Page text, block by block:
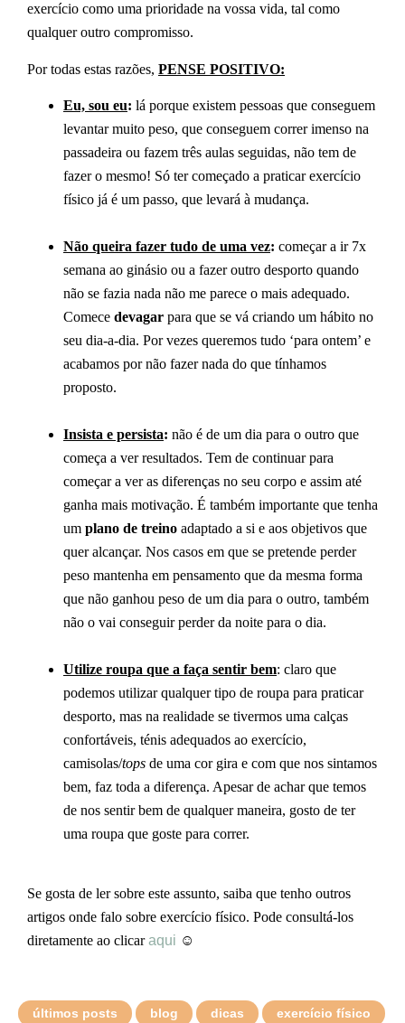
exercício como uma prioridade na vossa vida, tal como
qualquer outro compromisso.
Por todas estas razões, PENSE POSITIVO:
Eu, sou eu: lá porque existem pessoas que conseguem
levantar muito peso, que conseguem correr imenso na
passadeira ou fazem três aulas seguidas, não tem de
fazer o mesmo! Só ter começado a praticar exercício
físico já é um passo, que levará à mudança.
Não queira fazer tudo de uma vez: começar a ir 7x
semana ao ginásio ou a fazer outro desporto quando
não se fazia nada não me parece o mais adequado.
Comece devagar para que se vá criando um hábito no
seu dia-a-dia. Por vezes queremos tudo ‘para ontem’ e
acabamos por não fazer nada do que tínhamos
proposto.
Insista e persista: não é de um dia para o outro que
começa a ver resultados. Tem de continuar para
começar a ver as diferenças no seu corpo e assim até
ganha mais motivação. É também importante que tenha
um plano de treino adaptado a si e aos objetivos que
quer alcançar. Nos casos em que se pretende perder
peso mantenha em pensamento que da mesma forma
que não ganhou peso de um dia para o outro, também
não o vai conseguir perder da noite para o dia.
Utilize roupa que a faça sentir bem: claro que
podemos utilizar qualquer tipo de roupa para praticar
desporto, mas na realidade se tivermos uma calças
confortáveis, ténis adequados ao exercício,
camisolas/tops de uma cor gira e com que nos sintamos
bem, faz toda a diferença. Apesar de achar que temos
de nos sentir bem de qualquer maneira, gosto de ter
uma roupa que goste para correr.
Se gosta de ler sobre este assunto, saiba que tenho outros
artigos onde falo sobre exercício físico. Pode consultá-los
diretamente ao clicaraqui ☺️
últimos posts blog dicas exercício físico